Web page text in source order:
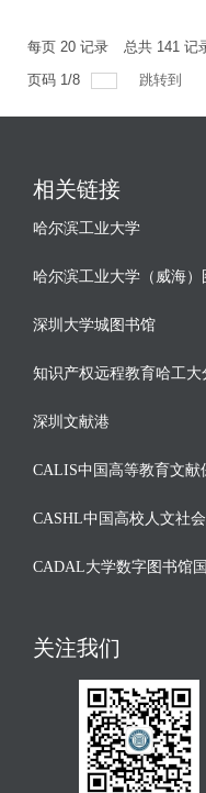
每页 20 记录 总共 141 记
页码 1/8 跳转到
相关链接
哈尔滨工业大学
哈尔滨工业大学（威海）
深圳大学城图书馆
知识产权远程教育哈工大
深圳文献港
CALIS中国高等教育文献
CASHL中国高校人文社
CADAL大学数字图书馆
关注我们